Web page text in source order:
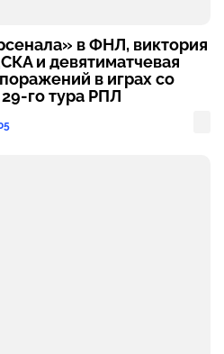
в ФНЛ, виктория
и девятиматчевая
в играх со
го тура РПЛ